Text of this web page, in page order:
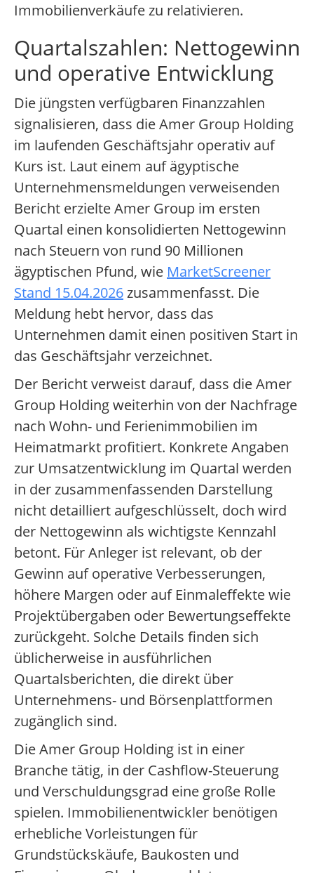
Immobilienverkäufe zu relativieren.
Quartalszahlen: Nettogewinn
und operative Entwicklung
Die jüngsten verfügbaren Finanzzahlen
signalisieren, dass die Amer Group Holding
im laufenden Geschäftsjahr operativ auf
Kurs ist. Laut einem auf ägyptische
Unternehmensmeldungen verweisenden
Bericht erzielte Amer Group im ersten
Quartal einen konsolidierten Nettogewinn
nach Steuern von rund 90 Millionen
ägyptischen Pfund, wie MarketScreener
Stand 15.04.2026zusammenfasst. Die
Meldung hebt hervor, dass das
Unternehmen damit einen positiven Start in
das Geschäftsjahr verzeichnet.
Der Bericht verweist darauf, dass die Amer
Group Holding weiterhin von der Nachfrage
nach Wohn- und Ferienimmobilien im
Heimatmarkt profitiert. Konkrete Angaben
zur Umsatzentwicklung im Quartal werden
in der zusammenfassenden Darstellung
nicht detailliert aufgeschlüsselt, doch wird
der Nettogewinn als wichtigste Kennzahl
betont. Für Anleger ist relevant, ob der
Gewinn auf operative Verbesserungen,
höhere Margen oder auf Einmaleffekte wie
Projektübergaben oder Bewertungseffekte
zurückgeht. Solche Details finden sich
üblicherweise in ausführlichen
Quartalsberichten, die direkt über
Unternehmens- und Börsenplattformen
zugänglich sind.
Die Amer Group Holding ist in einer
Branche tätig, in der Cashflow-Steuerung
und Verschuldungsgrad eine große Rolle
spielen. Immobilienentwickler benötigen
erhebliche Vorleistungen für
Grundstückskäufe, Baukosten und